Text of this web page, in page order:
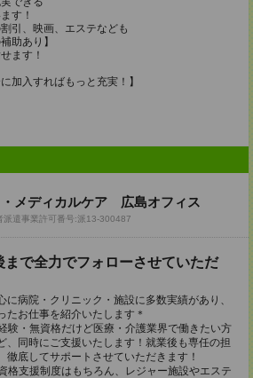
す！
引、映画、エステなども
助あり】
ます！
加入すればもっと充実！】
メディカルケア 広島オフィス
派遣事業許可番号:派13-300487
まで全力でフォローさせていただ
病院・クリニック・施設に多数実績があり、
たお仕事を紹介いたします＊
・無資格だけど医療・介護業界で働きたい方
、同時にご支援いたします！就業後も専任の担
徹底してサポートさせていただきます！
支援制度はもちろん、レジャー施設やエステ